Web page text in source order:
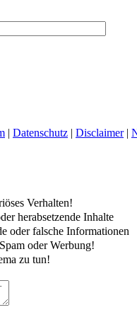
| Datenschutz | Disclaimer|
Verhalten!
herabsetzende Inhalte
oder falsche Informationen
oder Werbung!
zu tun!